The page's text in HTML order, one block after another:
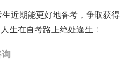
近期能更好地备考，争取获得
生在自考路上绝处逢生！